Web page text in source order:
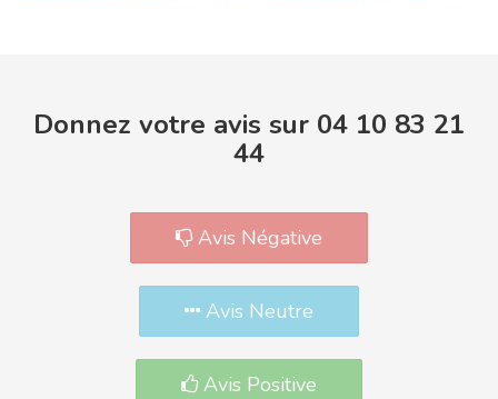
Donnez votre avis sur 04 10 83 21
44
Avis Négative
Avis Neutre
Avis Positive